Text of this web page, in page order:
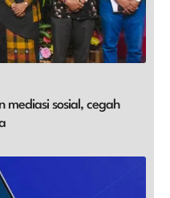
mediasi sosial, cegah